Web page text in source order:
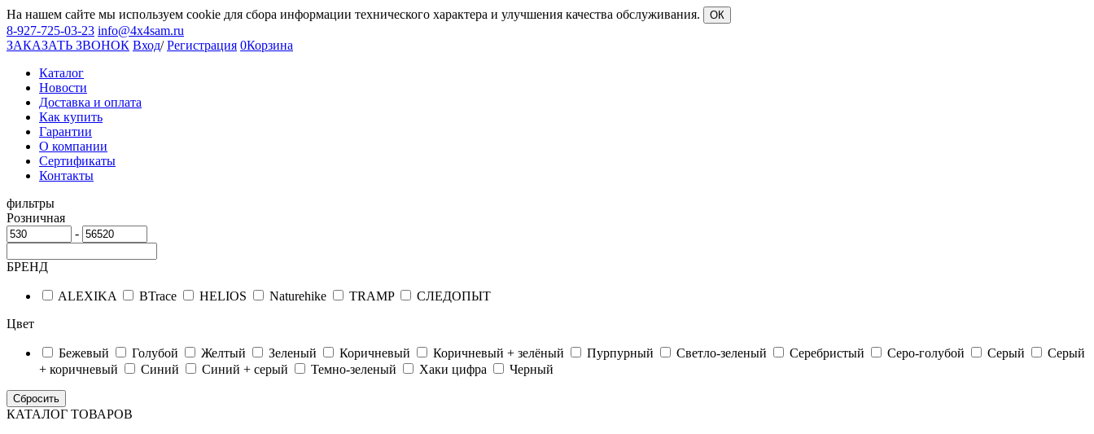
На нашем сайте мы используем cookie для сбора информации технического характера и улучшения качества обслуживания. ОК
8-927-725-03-23 info@4x4sam.ru
ЗАКАЗАТЬ ЗВОНОК Вход/Регистрация 0Корзина
Каталог
Новости
Доставка и оплата
Как купить
Гарантии
О компании
Сертификаты
Контакты
фильтры
Розничная
-
БРЕНД
ALEXIKA BTrace HELIOS Naturehike TRAMP
СЛЕДОПЫТ
Цвет
Бежевый Голубой Желтый Зеленый Коричневый Коричневый + зелёный Пурпурный Светло-зеленый Серебристый Серо-голубой Серый
Серый
+ коричневый
Синий Синий + серый Темно-зеленый Хаки цифра Черный
КАТАЛОГ ТОВАРОВ